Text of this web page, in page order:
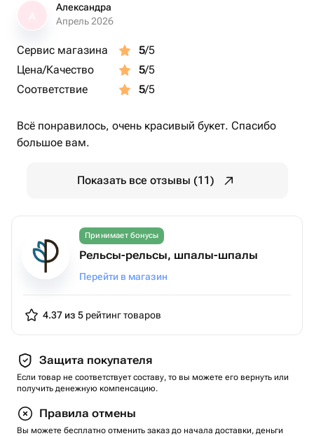
Александра
Апрель 2026
Сервис магазина 5/5
Цена/Качество
5/5
Соответствие
5/5
Всё понравилось, очень красивый букет. Спасибо
большое вам.
Показать все отзывы (11)
Принимает бонусы
Рельсы-рельсы, шпалы-шпалы
Перейти в магазин
4.37 из 5 рейтинг товаров
Защита покупателя
Если товар не соответствует составу, то вы можете его вернуть или
получить денежную компенсацию.
Правила отмены
Вы можете бесплатно отменить заказ до начала доставки, деньги